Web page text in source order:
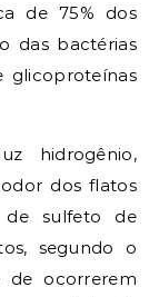
de 75% dos
das bactérias
glicoproteínas
hidrogênio,
dos flatos
de sulfeto de
segundo o
de ocorrerem